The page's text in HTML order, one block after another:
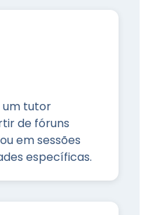
um tutor
de fóruns
em sessões
específicas.